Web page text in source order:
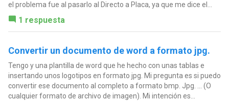
el problema fue al pasarlo al Directo a Placa, ya que me dice el...
1 respuesta
Convertir un documento de word a formato jpg.
Tengo y una plantilla de word que he hecho con unas tablas e
insertando unos logotipos en formato jpg. Mi pregunta es si puedo
convertir ese documento al completo a formato bmp. Jpg. ... (O
cualquier formato de archivo de imagen). Mi intención es...